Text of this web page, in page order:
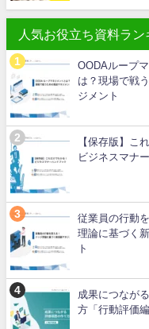
人気お役立ち資料ラン
OODAループ
は？現場で戦
ジメント
【保存版】こ
ビジネスマナ
従業員の行動
理論に基づく
ト
成果につなが
方「行動評価編